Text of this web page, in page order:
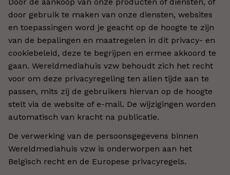
door gebruik te maken van onze diensten, websites
en toepassingen word je geacht op de hoogte te zijn
van de bepalingen en maatregelen in dit privacy- en
cookiebeleid, deze te begrijpen en ermee akkoord te
gaan. Wereldmediahuis vzw behoudt zich het recht
voor om deze privacyregeling ten allen tijde aan te
passen, mits zij de gebruikers hiervan op de hoogte
stelt via de website of e-mail. De wijzigingen worden
automatisch van kracht na publicatie.
De verwerking van de persoonsgegevens binnen
Wereldmediahuis vzw is onderworpen aan het
Belgisch recht en de Europese privacyregels.